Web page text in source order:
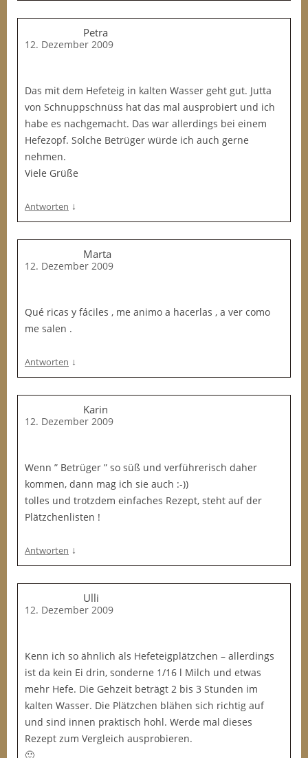
Petra
12. Dezember 2009
Das mit dem Hefeteig in kalten Wasser geht gut. Jutta
von Schnuppschnüss hat das mal ausprobiert und ich
habe es nachgemacht. Das war allerdings bei einem
Hefezopf. Solche Betrüger würde ich auch gerne
nehmen.
Viele Grüße
Antworten ↓
Marta
12. Dezember 2009
Qué ricas y fáciles , me animo a hacerlas , a ver como
me salen .
Antworten ↓
Karin
12. Dezember 2009
Wenn ” Betrüger ” so süß und verführerisch daher
kommen, dann mag ich sie auch :-))
tolles und trotzdem einfaches Rezept, steht auf der
Plätzchenlisten !
Antworten ↓
Ulli
12. Dezember 2009
Kenn ich so ähnlich als Hefeteigplätzchen – allerdings
ist da kein Ei drin, sonderne 1/16 l Milch und etwas
mehr Hefe. Die Gehzeit beträgt 2 bis 3 Stunden im
kalten Wasser. Die Plätzchen blähen sich richtig auf
und sind innen praktisch hohl. Werde mal dieses
Rezept zum Vergleich ausprobieren.
🙂